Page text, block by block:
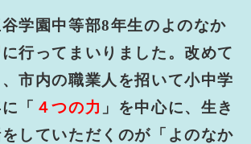
学園中等部8年生のよのなか
に行ってまいりました。改めて
市内の職業人を招いて小中学
「 ４つの力 」を中心に、生き
していただくのが「よのなか